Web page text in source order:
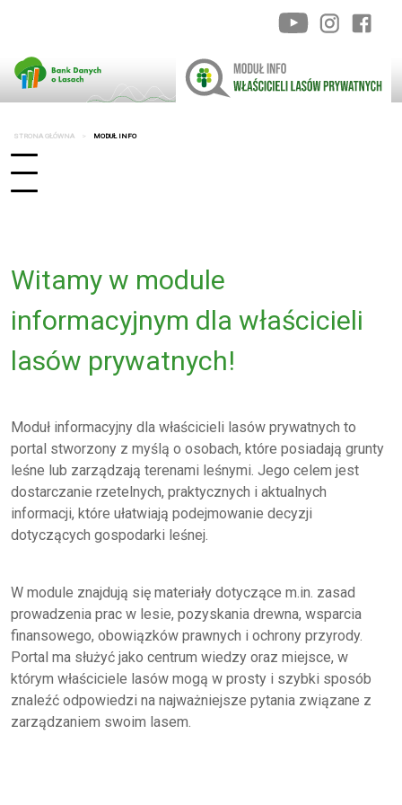
STRONA GŁÓWNA MODUŁ INFO
Witamy w module
informacyjnym dla właścicieli
lasów prywatnych!
Moduł informacyjny dla właścicieli lasów prywatnych to
portal stworzony z myślą o osobach, które posiadają grunty
leśne lub zarządzają terenami leśnymi. Jego celem jest
dostarczanie rzetelnych, praktycznych i aktualnych
informacji, które ułatwiają podejmowanie decyzji
dotyczących gospodarki leśnej.
W module znajdują się materiały dotyczące m.in. zasad
prowadzenia prac w lesie, pozyskania drewna, wsparcia
finansowego, obowiązków prawnych i ochrony przyrody.
Portal ma służyć jako centrum wiedzy oraz miejsce, w
którym właściciele lasów mogą w prosty i szybki sposób
znaleźć odpowiedzi na najważniejsze pytania związane z
zarządzaniem swoim lasem.